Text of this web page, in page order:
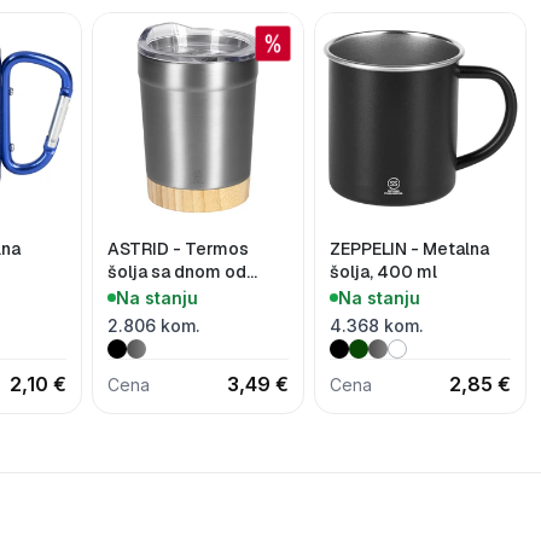
2,10 €
ASTRID - Termos
šolja sa dnom od
bambusa, 300 ml
Na stanju
2.806 kom.
Cena 3,49 €
ZEPPELIN - Metalna
šolja, 400 ml
Na stanju
4.368 kom.
Cena 2,85 €